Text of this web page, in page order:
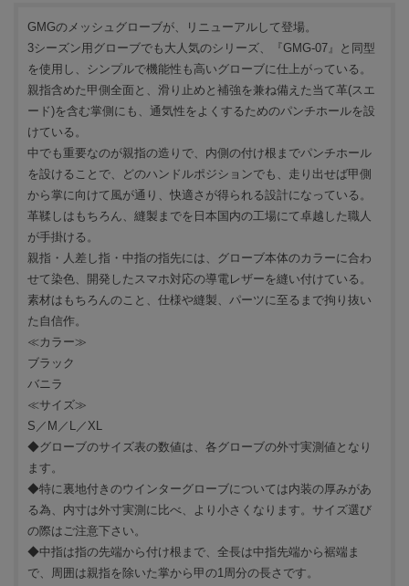
GMGのメッシュグローブが、リニューアルして登場。
3シーズン用グローブでも大人気のシリーズ、『GMG-07』と同型
を使用し、シンプルで機能性も高いグローブに仕上がっている。
親指含めた甲側全面と、滑り止めと補強を兼ね備えた当て革(スエ
ード)を含む掌側にも、通気性をよくするためのパンチホールを設
けている。
中でも重要なのが親指の造りで、内側の付け根までパンチホール
を設けることで、どのハンドルポジションでも、走り出せば甲側
から掌に向けて風が通り、快適さが得られる設計になっている。
革鞣しはもちろん、縫製までを日本国内の工場にて卓越した職人
が手掛ける。
親指・人差し指・中指の指先には、グローブ本体のカラーに合わ
せて染色、開発したスマホ対応の導電レザーを縫い付けている。
素材はもちろんのこと、仕様や縫製、パーツに至るまで拘り抜い
た自信作。
≪カラー≫
ブラック
バニラ
≪サイズ≫
S／M／L／XL
◆グローブのサイズ表の数値は、各グローブの外寸実測値となり
ます。
◆特に裏地付きのウインターグローブについては内装の厚みがあ
る為、内寸は外寸実測に比べ、より小さくなります。サイズ選び
の際はご注意下さい。
◆中指は指の先端から付け根まで、全長は中指先端から裾端ま
で、周囲は親指を除いた掌から甲の1周分の長さです。